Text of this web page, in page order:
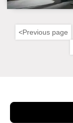
<Previous page